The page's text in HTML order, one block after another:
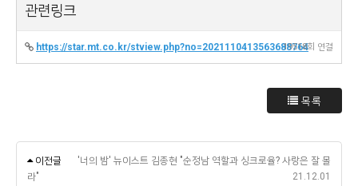
관련링크
https://star.mt.co.kr/stview.php?no=202111041356368876419518회 연결
목록
이전글
'너의 밤' 뉴이스트 김종현 "순정남 역할과 싱크로율? 사랑은 잘 몰
라"
21.12.01